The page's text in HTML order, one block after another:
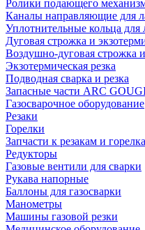
Ролики подающего
Каналы направляющие для
Уплотнительные кольца для
Дуговая строжка и
Воздушно-дуговая строжка и
Экзотермическая резка
Подводная сварка и резка
Запасные части ARC
Газосварочное оборудование
Резаки
Горелки
Запчасти к резакам и
Редукторы
Газовые вентили для сварки
Рукава напорные
Баллоны для газосварки
Манометры
Машины газовой резки